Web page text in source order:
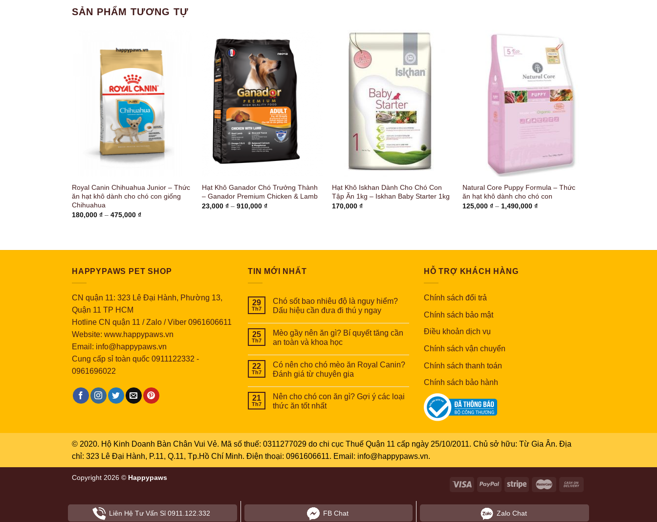
SẢN PHẨM TƯƠNG TỰ
Royal Canin Chihuahua Junior – Thức
ăn hạt khô dành cho chó con giống
Chihuahua
180,000 ₫ – 475,000 ₫Khoảng
475,000 ₫
Hạt Khô Ganador Chó Trưởng Thành
– Ganador Premium Chicken & Lamb
23,000₫ – 910,000₫Khoảng
Hạt Khô Iskhan Dành Cho Chó Con
Tập Ăn 1kg – Iskhan Baby Starter 1kg
170,000₫
Natural Core Puppy Formula – Thức
ăn hạt khô dành cho chó con
125,000 ₫ – 1,490,000 ₫Khoảng
HAPPYPAWS PET SHOP
CN quận 11: 323 Lê Đại Hành, Phường 13,
Quận 11 TP HCM
Hotline CN quận 11 / Zalo / Viber 0961606611
Website: www.happypaws.vn
Email: info@happypaws.vn
Cung cấp sỉ toàn quốc 0911122332 -
0961696022
TIN MỚI NHẤT
29
Th7
Chó sốt bao nhiêu độ là nguy hiểm?
Dấu hiệu cần đưa đi thú y ngay
25
Th7
Mèo gầy nên ăn gì? Bí quyết tăng cần
an toàn và khoa học
22
Th7
Có nên cho chó mèo ăn Royal Canin?
Đánh giá từ chuyên gia
21
Th7
Nên cho chó con ăn gì? Gợi ý các loại
thức ăn tốt nhất
HỖ TRỢ KHÁCH HÀNG
Chính sách đổi trả
Chính sách bảo mật
Điều khoản dịch vụ
Chính sách vận chuyển
Chính sách thanh toán
Chính sách bảo hành
© 2020. Hộ Kinh Doanh Bàn Chân Vui Vẻ. Mã số thuế: 0311277029 do chi cục Thuế Quận 11 cấp ngày 25/10/2011. Chủ sở hữu: Từ Gia Ân. Địa
chỉ: 323 Lê Đại Hành, P.11, Q.11, Tp.Hồ Chí Minh. Điện thoại: 0961606611. Email: info@happypaws.vn.
Copyright 2026 © Happypaws
Liên Hệ Tư Vấn Sỉ0911.122.332 FB Chat Zalo Chat